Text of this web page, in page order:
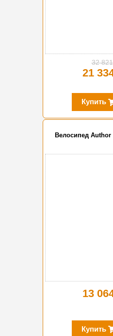
32
21
Купить
Велосипед Author
13
Купить